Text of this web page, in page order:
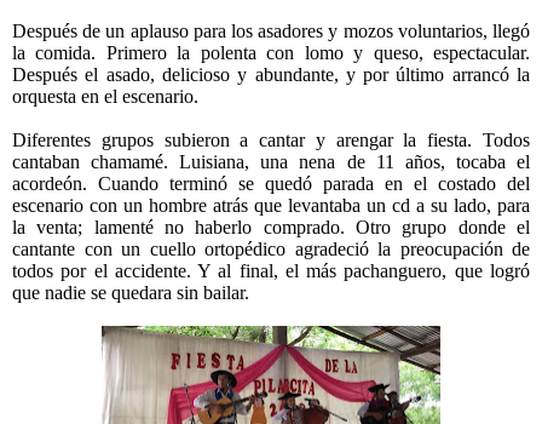
Después de un aplauso para los asadores y mozos voluntarios, llegó
la comida. Primero la polenta con lomo y queso, espectacular.
Después el asado, delicioso y abundante, y por último arrancó la
orquesta en el escenario.
Diferentes grupos subieron a cantar y arengar la fiesta. Todos
cantaban chamamé. Luisiana, una nena de 11 años, tocaba el
acordeón. Cuando terminó se quedó parada en el costado del
escenario con un hombre atrás que levantaba un cd a su lado, para
la venta; lamenté no haberlo comprado. Otro grupo donde el
cantante con un cuello ortopédico agradeció la preocupación de
todos por el accidente. Y al final, el más pachanguero, que logró
que nadie se quedara sin bailar.